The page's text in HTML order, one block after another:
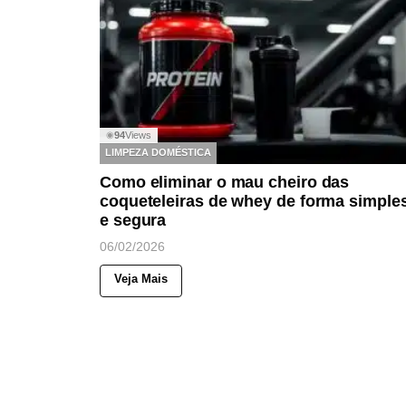
◉94Views
LIMPEZA DOMÉSTICA
Como eliminar o mau cheiro das
coqueteleiras de whey de forma
e segura
06/02/2026
Veja Mais